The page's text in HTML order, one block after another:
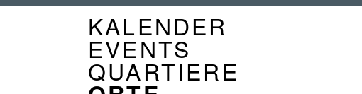
NAVIGATION
KALENDER
DE
KALENDER
EVENTS
QUARTIERE